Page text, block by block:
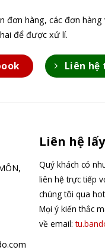
đơn hàng, các đơn hàng
để được xử lí.
Liên hệ
Liên hệ
Quý khách có
liên hệ trực tiếp
chúng tôi qua
Mọi ý kiến thắc
về email: